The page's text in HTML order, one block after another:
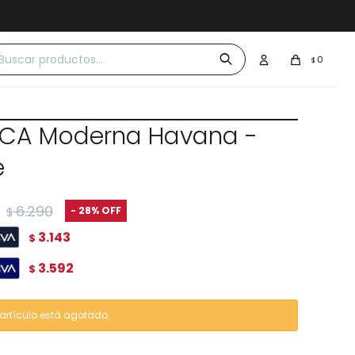
$ 0
Moderna Havana -
$ 6.290 28
$ 3.143
$ 3.592
artículo está agotado.